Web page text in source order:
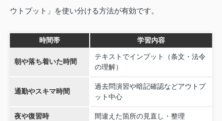
ウトプット」を使い分ける方法が有効です。
時間帯 学習内容
朝や落ち着いた時間
テキストでインプット（条文・法令
の理解）
通勤やスキマ時間
過去問演習や暗記確認などアウトプ
ット中心
夜や復習時 間違えた箇所の見直し・整理